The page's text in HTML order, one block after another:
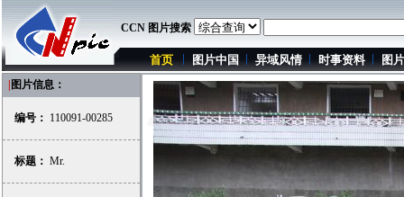
CCN 图片搜索
首页 图片中国 异域风情 时事资料 图
图片信息：
编号： 110091-00285
标题： Mr.